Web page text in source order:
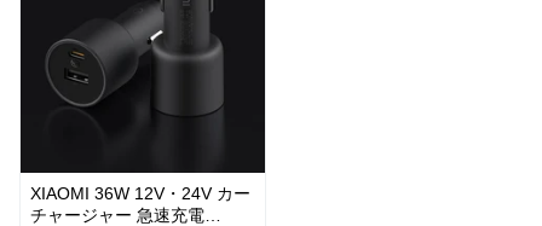
XIAOMI 36W 12V・24V カー
チャージャー 急速充電